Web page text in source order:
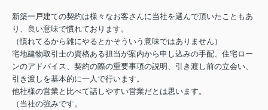
新築一戸建ての契約は様々なお客さんに当社を選んで頂いたこともあ
り、良い意味で慣れております。
（慣れてるから雑にやるとかそういう意味ではありません）
宅地建物取引士の資格ある担当が案内から申し込みの手配、住宅ロー
ンのアドバイス、契約の際の重要事項の説明、引き渡し前の立会い、
引き渡しを基本的に一人で行います。
他社様の営業と比べて話しやすい営業だとは思います。
（当社の強みです。